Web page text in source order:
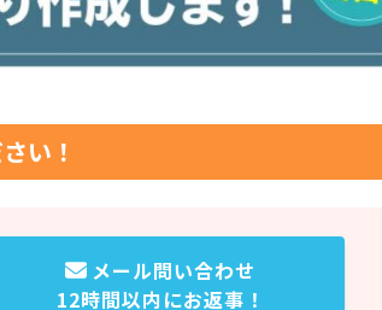
い！
メール問い合わせ
12時間以内にお返事！